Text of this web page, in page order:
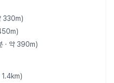
330m)
· 약 390m)
1.4km)